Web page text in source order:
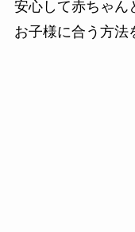
安心して赤ちゃん
お子様に合う方法